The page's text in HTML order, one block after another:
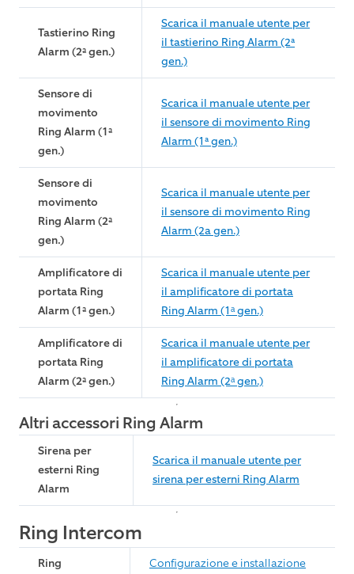
Tastierino Ring
Alarm (2ª gen.)
Scarica il manuale utente per
il tastierino Ring Alarm (2ª
gen.)
Sensore di
movimento
Ring Alarm (1ª
gen.)
Scarica il manuale utente per
il sensore di movimento Ring
Alarm (1ª gen.)
Sensore di
movimento
Ring Alarm (2ª
gen.)
Scarica il manuale utente per
il sensore di movimento Ring
Alarm (2a gen.)
Amplificatore di
portata Ring
Alarm (1ª gen.)
Scarica il manuale utente per
il amplificatore di portata
Ring Alarm (1ᵃ gen.)
Amplificatore di
portata Ring
Alarm (2ª gen.)
Scarica il manuale utente per
il amplificatore di portata
Ring Alarm (2ᵃ gen.)
Altri accessori Ring Alarm
Sirena per
esterni Ring
Alarm
Scarica il manuale utente per
sirena per esterni Ring Alarm
Ring Intercom
Ring
Configurazione e installazione